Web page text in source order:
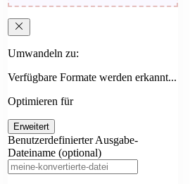
Umwandeln zu:
Verfügbare Formate werden erkannt...
Optimieren für
Erweitert
Benutzerdefinierter Ausgabe-
Dateiname (optional)